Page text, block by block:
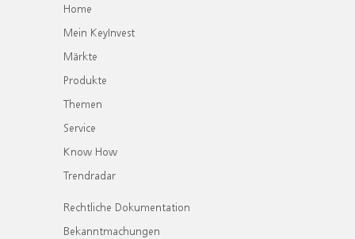
Home
Mein KeyInvest
Märkte
Produkte
Themen
Service
Know How
Trendradar
Rechtliche Dokumentation
Bekanntmachungen